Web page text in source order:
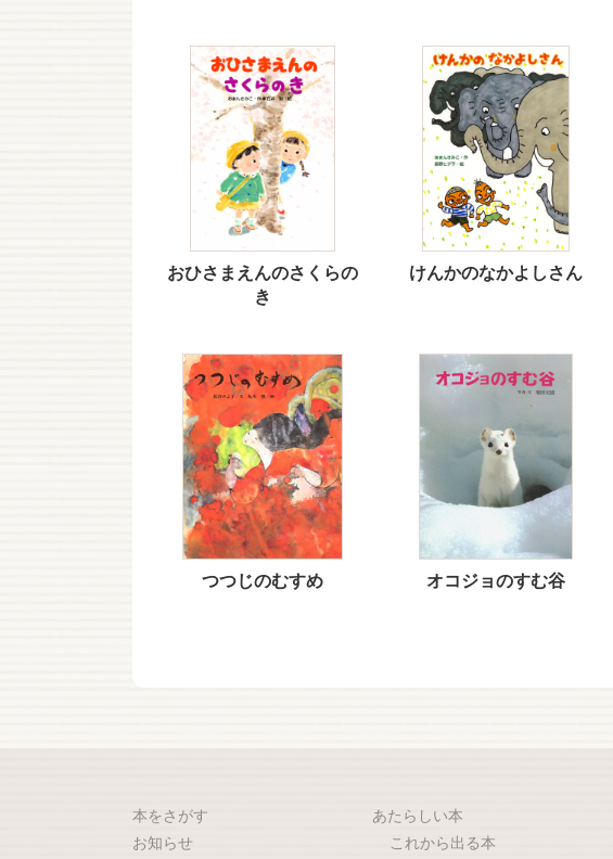
おひさまえんのさくらの
き
けんかのなかよしさん
つつじのむすめ オコジョのすむ谷
本をさがす
お知らせ
あたらしい本
これから出る本